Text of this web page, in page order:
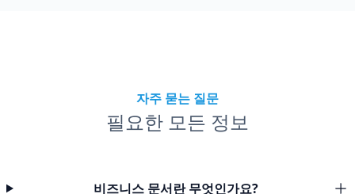
자주 묻는 질문
필요한 모든 정보
비즈니스 문서란 무엇인가요?